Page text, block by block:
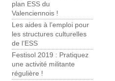
plan ESS du
Valenciennois !
Les aides à l’emploi pour
les structures culturelles
de l’ESS
Festisol 2019 : Pratiquez
une activité militante
régulière !